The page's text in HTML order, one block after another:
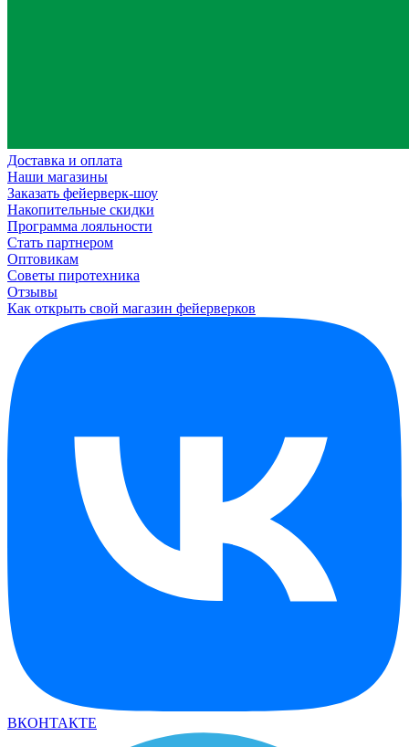
Доставка и оплата
Наши магазины
Заказать фейерверк-шоу
Накопительные скидки
Программа лояльности
Стать партнером
Оптовикам
Советы пиротехника
Отзывы
Как открыть свой магазин фейерверков
ВКОНТАКТЕ